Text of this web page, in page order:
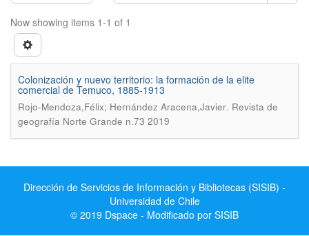
Now showing items 1-1 of 1
Colonización y nuevo territorio: la formación de la elite
comercial de Temuco, 1885-1913
Rojo-Mendoza,Félix; Hernández Aracena,Javier. Revista de
geografía Norte Grande n.73 2019
Dirección de Servicios de Información y Bibliotecas (SISIB) -
Universidad de Chile
© 2019 Dspace - Modificado por SISIB